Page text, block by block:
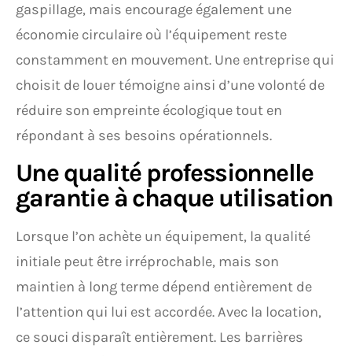
gaspillage, mais encourage également une
économie circulaire où l’équipement reste
constamment en mouvement. Une entreprise qui
choisit de louer témoigne ainsi d’une volonté de
réduire son empreinte écologique tout en
répondant à ses besoins opérationnels.
Une qualité professionnelle
garantie à chaque utilisation
Lorsque l’on achète un équipement, la qualité
initiale peut être irréprochable, mais son
maintien à long terme dépend entièrement de
l’attention qui lui est accordée. Avec la location,
ce souci disparaît entièrement. Les barrières